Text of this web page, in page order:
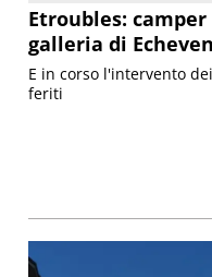
Etroubles:
galleria di
E in corso l'intervento
feriti